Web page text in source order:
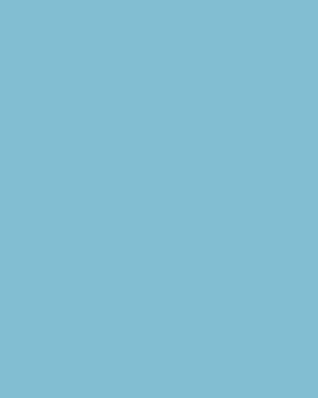
effek­tivitet med mig här i
dig och för din
du i kursen få mån­ga
utan att behö­va ha det i
som över tid.
gott om utrymme att